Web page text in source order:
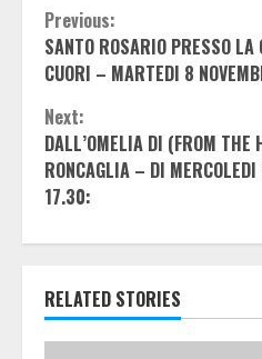
Continue
Reading
Previous:
SANTO ROSARIO PRESSO
CUORI – MARTEDI 8
Next:
DALL’OMELIA DI (FROM THE
RONCAGLIA – DI
17.30:
RELATED STORIES